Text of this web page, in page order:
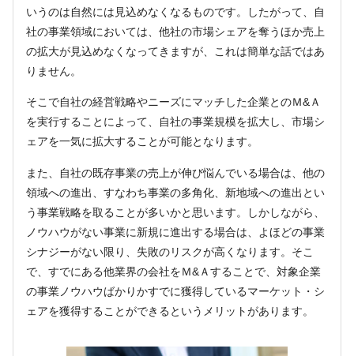
いうのは自然には見込めなくなるものです。したがって、自
社の事業領域においては、他社の市場シェアを奪うほか売上
の拡大が見込めなくなってきますが、これは簡単な話ではあ
りません。
そこで自社の経営戦略やニーズにマッチした企業とのＭ&Ａ
を実行することによって、自社の事業規模を拡大し、市場シ
ェアを一気に拡大することが可能となります。
また、自社の既存事業の売上が伸び悩んでいる場合は、他の
領域への進出、すなわち事業の多角化、新地域への進出とい
う事業戦略を取ることが多いかと思います。しかしながら、
ノウハウがない事業に新規に進出する場合は、よほどの事業
シナジーがない限り、失敗のリスクが高くなります。そこ
で、すでにある他業界の会社をＭ&Ａすることで、対象企業
の事業ノウハウばかりかすでに獲得しているマーケット・シ
ェアを獲得することができるというメリットがあります。